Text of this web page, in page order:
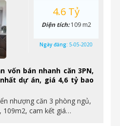
vốn bán nhanh căn 3PN,
dự án, giá 4,6 tỷ bao
nhượng căn 3 phòng ngủ,
109m2, cam kết giá…
4.6 Tỷ
Diện tích:109 m2
Ngày đăng: 5-05-2020